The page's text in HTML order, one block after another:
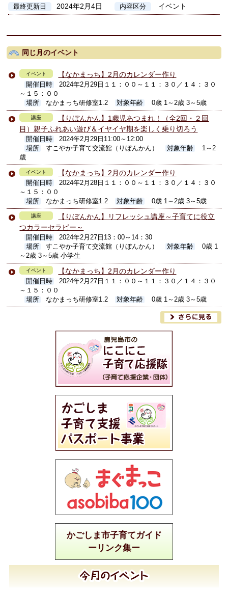
最終更新日 2024年2月4日 内容区分 イベント
同じ月のイベント
イベント 【なかまっち】2月のカレンダー作り
開催日時
2024年2月29日１１：００～１１：３０／１４：３０
～１５：００
場所
なかまっち研修室1.2 対象年齢 0歳 1～2歳 3～5歳
講座
【りぼんかん】1歳児あつまれ！（全2回・２回
目）親子ふれあい遊び＆イヤイヤ期を楽しく乗り切ろう
開催日時
2024年2月29日11:00～12:00
場所
すこやか子育て交流館（りぼんかん） 対象年齢
1～2
歳
イベント 【なかまっち】2月のカレンダー作り
開催日時
2024年2月28日１１：００～１１：３０／１４：３０
～１５：００
場所
なかまっち研修室1.2 対象年齢 0歳 1～2歳 3～5歳
講座
【りぼんかん】リフレッシュ講座～子育てに役立
つカラーセラピー～
開催日時
2024年2月27日13：00～14：30
場所
すこやか子育て交流館（りぼんかん） 対象年齢
0歳 1
～2歳 3～5歳 小学生
イベント 【なかまっち】2月のカレンダー作り
開催日時
2024年2月27日１１：００～１１：３０／１４：３０
～１５：００
場所
なかまっち研修室1.2 対象年齢 0歳 1～2歳 3～5歳
かごしま市子育てガイド
ーリンク集ー